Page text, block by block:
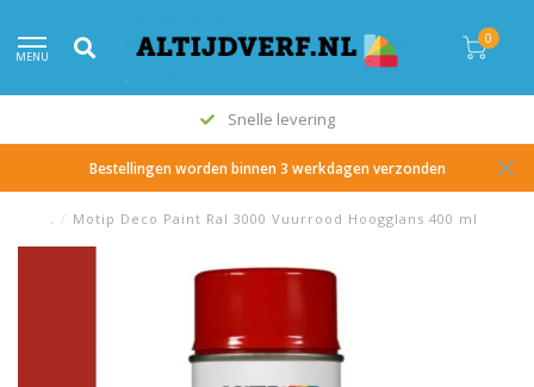
MENU
0
Snelle levering
Bestellingen worden binnen 3 werkdagen verzonden
. / Motip Deco Paint Ral 3000 Vuurrood Hoogglans 400 ml